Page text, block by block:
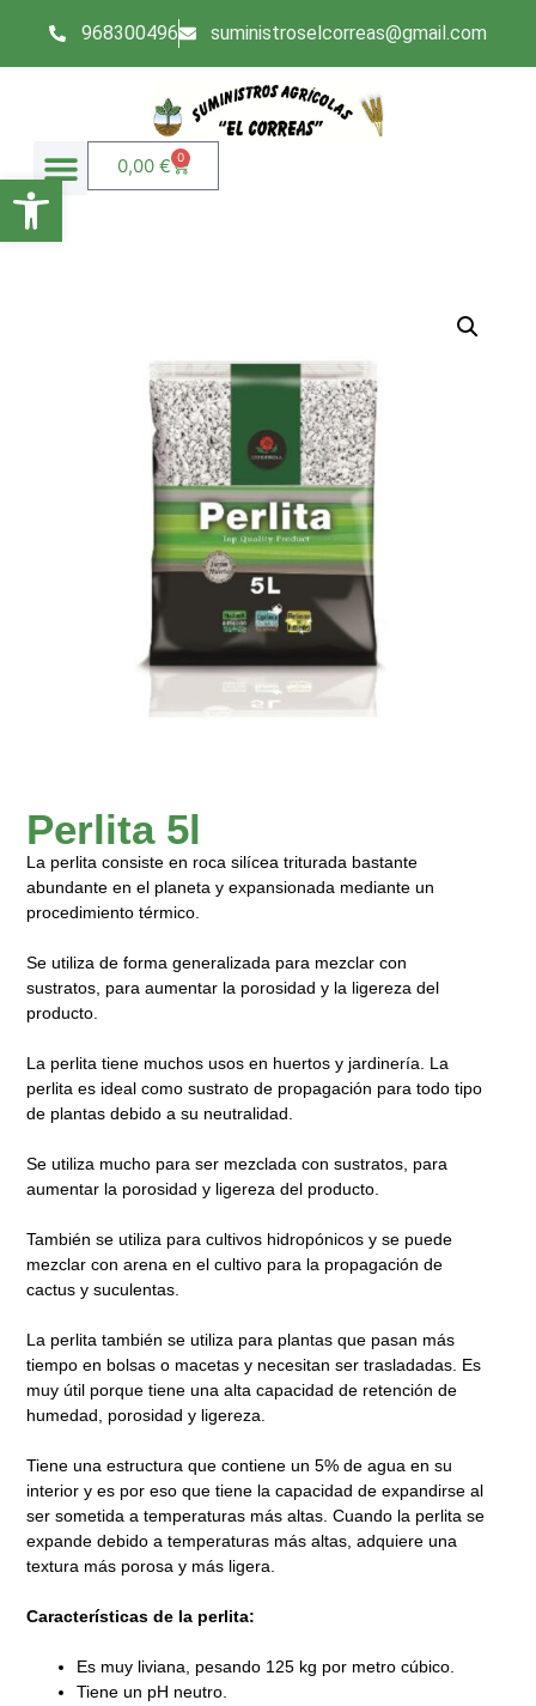
Abrir barra de herramientas
968300496 suministroselcorreas@gmail.com
0,00 € 0
Perlita 5l
La perlita consiste en roca silícea triturada bastante
abundante en el planeta y expansionada mediante un
procedimiento térmico.
Se utiliza de forma generalizada para mezclar con
sustratos, para aumentar la porosidad y la ligereza del
producto.
La perlita tiene muchos usos en huertos y jardinería. La
perlita es ideal como sustrato de propagación para todo tipo
de plantas debido a su neutralidad.
Se utiliza mucho para ser mezclada con sustratos, para
aumentar la porosidad y ligereza del producto.
También se utiliza para cultivos hidropónicos y se puede
mezclar con arena en el cultivo para la propagación de
cactus y suculentas.
La perlita también se utiliza para plantas que pasan más
tiempo en bolsas o macetas y necesitan ser trasladadas. Es
muy útil porque tiene una alta capacidad de retención de
humedad, porosidad y ligereza.
Tiene una estructura que contiene un 5% de agua en su
interior y es por eso que tiene la capacidad de expandirse al
ser sometida a temperaturas más altas. Cuando la perlita se
expande debido a temperaturas más altas, adquiere una
textura más porosa y más ligera.
Características de la perlita:
Es muy liviana, pesando 125 kg por metro cúbico.
Tiene un pH neutro.